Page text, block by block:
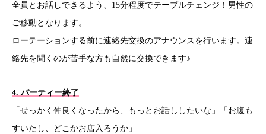
全員とお話しできるよう、15分程度でテーブルチェンジ！男性の
ご移動となります。
ローテーションする前に連絡先交換のアナウンスを行います。連
絡先を聞くのが苦手な方も自然に交換できます♪
4. パーティー終了
「せっかく仲良くなったから、もっとお話ししたいな」「お腹も
すいたし、どこかお店入ろうか」